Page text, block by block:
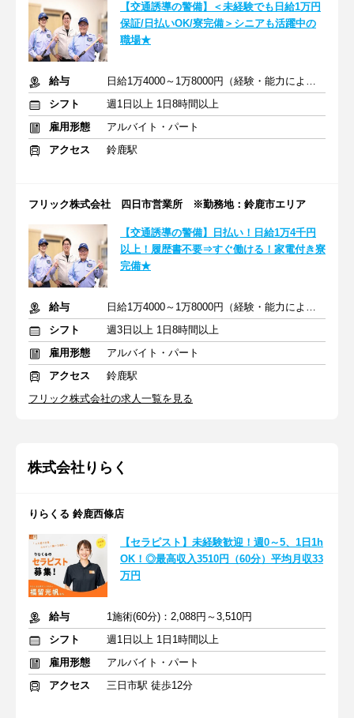
【交通誘導の警備】＜未経験でも日給1万円
保証/日払いOK/寮完備＞シニアも活躍中の
職場★
給与
日給1万4000～1万8000円（経験・能力による）
シフト
週1日以上 1日8時間以上
雇用形態
アルバイト・パート
アクセス
鈴鹿駅
フリック株式会社 四日市営業所 ※勤務地：鈴鹿市エリア
【交通誘導の警備】日払い！日給1万4千円
以上！履歴書不要⇒すぐ働ける！家電付き寮
完備★
給与
日給1万4000～1万8000円（経験・能力による）
シフト
週3日以上 1日8時間以上
雇用形態
アルバイト・パート
アクセス
鈴鹿駅
フリック株式会社の求人一覧を見る
株式会社りらく
りらくる 鈴鹿西條店
【セラピスト】未経験歓迎！週0～5、1日1h
OK！◎最高収入3510円（60分）平均月収33
万円
給与
1施術(60分)：2,088円～3,510円
シフト
週1日以上 1日1時間以上
雇用形態
アルバイト・パート
アクセス
三日市駅 徒歩12分